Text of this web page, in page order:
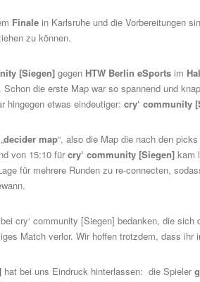
Finale in Karlsruhe und die Vorbereitungen
zu können.
[Siegen] gegen HTW Berlin eSports im
die erste Map war so spannend und
hingegen etwas eindeutiger: cry‘ community
decider map“, also die Map die nach den
von 15:10 für cry‘ community [Siegen] kam
für mehrere Runden zu re-connecten,
cry‘ community [Siegen] bedanken, die sich
Match verlor. Wir hoffen trotzdem, dass ihr
hat bei uns Eindruck hinterlassen: die Spieler